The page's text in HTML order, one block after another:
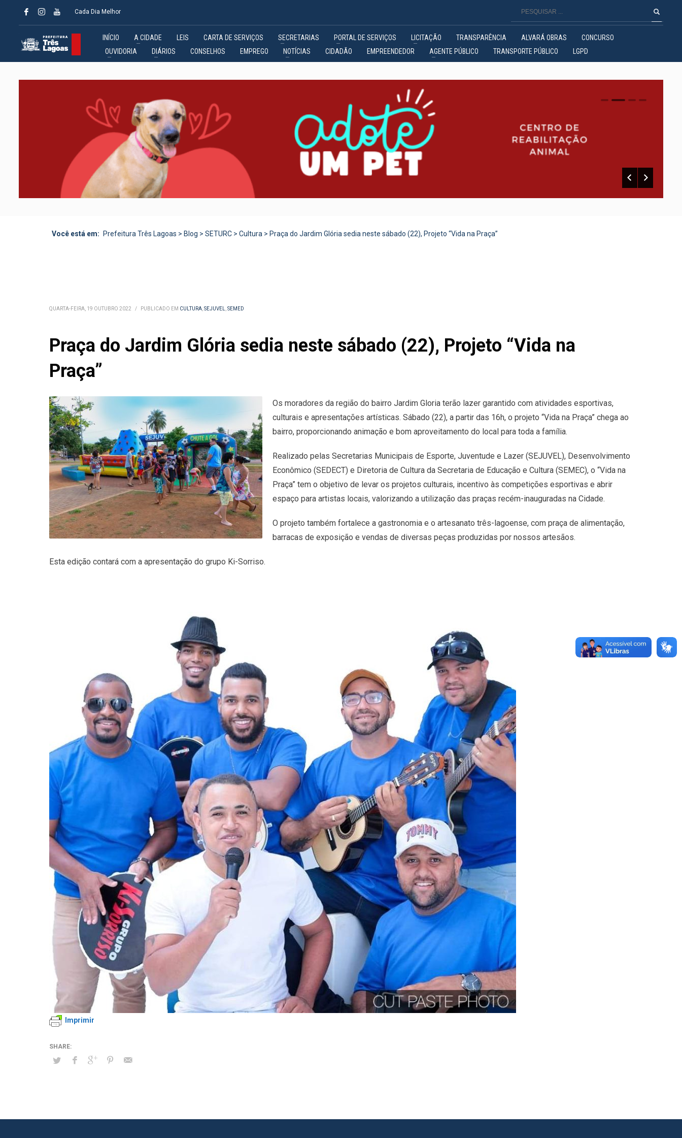
Cada Dia Melhor
INÍCIO A CIDADE LEIS CARTA DE SERVIÇOS SECRETARIAS PORTAL DE SERVIÇOS LICITAÇÃO TRANSPARÊNCIA ALVARÁ OBRAS
CONCURSO
OUVIDORIA
DIÁRIOS CONSELHOS EMPREGO NOTÍCIAS CIDADÃO EMPREENDEDOR AGENTE PÚBLICO TRANSPORTE PÚBLICO LGPD
0 1 2
Você está em: Prefeitura Três Lagoas > Blog > SETURC > Cultura > Praça do Jardim Glória sedia neste sábado (22), Projeto “Vida na Praça”
QUARTA-FEIRA, 19 OUTUBRO 2022 / PUBLICADO EM CULTURA,SEJUVEL,SEMED
Praça do Jardim Glória sedia neste sábado (22), Projeto “Vida na
Praça”
Os moradores da região do bairro Jardim Gloria terão lazer garantido com atividades esportivas,
culturais e apresentações artísticas. Sábado (22), a partir das 16h, o projeto “Vida na Praça” chega ao
bairro, proporcionando animação e bom aproveitamento do local para toda a família.
Realizado pelas Secretarias Municipais de Esporte, Juventude e Lazer (SEJUVEL), Desenvolvimento
Econômico (SEDECT) e Diretoria de Cultura da Secretaria de Educação e Cultura (SEMEC), o “Vida na
Praça” tem o objetivo de levar os projetos culturais, incentivo às competições esportivas e abrir
espaço para artistas locais, valorizando a utilização das praças recém-inauguradas na Cidade.
O projeto também fortalece a gastronomia e o artesanato três-lagoense, com praça de alimentação,
barracas de exposição e vendas de diversas peças produzidas por nossos artesãos.
Esta edição contará com a apresentação do grupo Ki-Sorriso.
Imprimir